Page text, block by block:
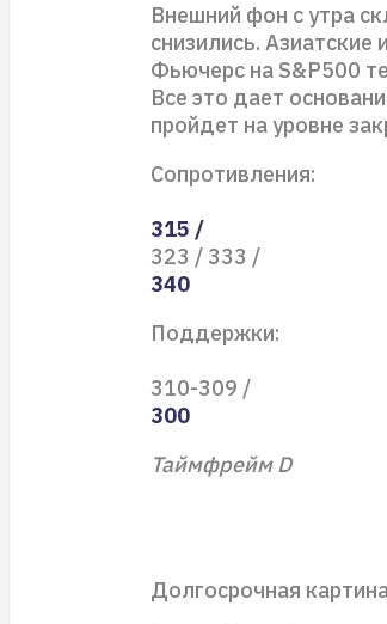
Внешний фон с утра
снизились.
Фьючерс на S&P500
Все это дает
пройдет на уровне
Сопротивления:
315 /
323 / 333 /
340
Поддержки:
310-309 /
300
ТаймфреймD
Долгосрочная